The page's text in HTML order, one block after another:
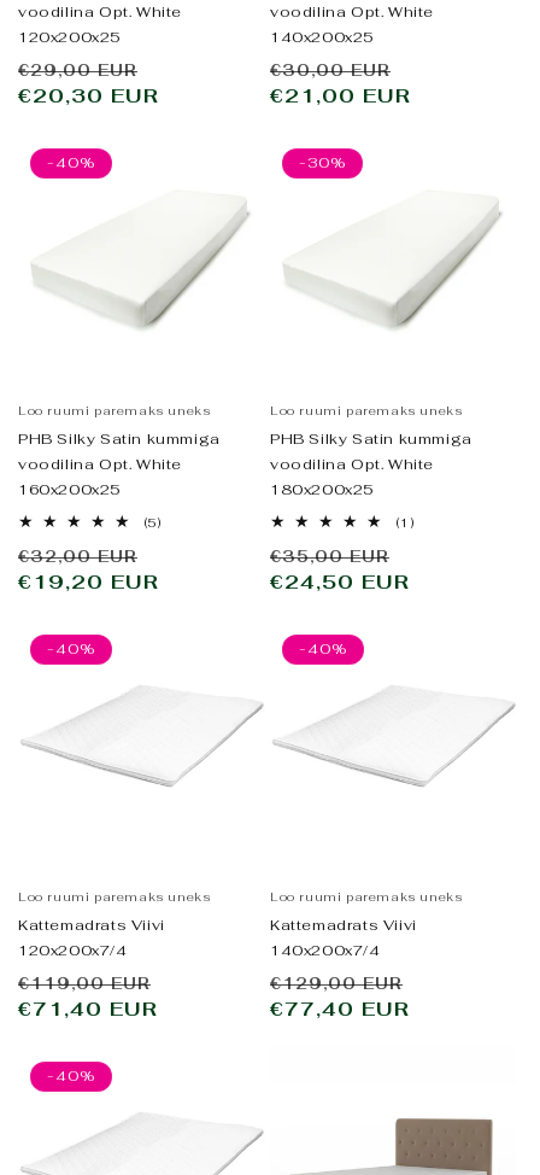
voodilina Opt. White
120x200x25
Tavahind
€29,00 EUR
Allahindluse
hind
€20,30 EUR
voodilina Opt. White
140x200x25
Tavahind
€30,00 EUR
hind
€21,00 EUR
-40%
Loo ruumi paremaks uneks
PHB Silky Satin kummiga
voodilina Opt. White
160x200x25
(5)5
Tavahind
€32,00 EUR
Allahindluse
hind
€19,20 EUR
-30%
Loo ruumi paremaks uneks
PHB Silky Satin kummiga
voodilina Opt. White
180x200x25
(1)1
Tavahind
€35,00 EUR
hind
€24,50 EUR
-40%
Loo ruumi paremaks uneks
Kattemadrats Viivi
120x200x7/4
Tavahind
€119,00 EUR
Allahindluse
€71,40 EUR
-40%
Loo ruumi paremaks uneks
Kattemadrats Viivi
140x200x7/4
Tavahind
€129,00 EUR
€77,40 EUR
-40%